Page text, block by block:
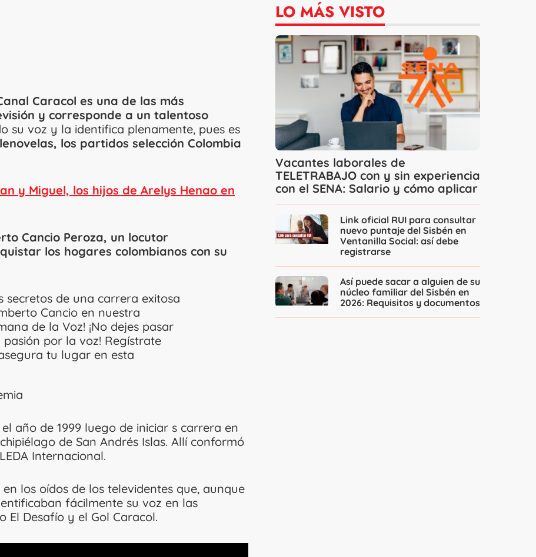
Caracol es una de las más
y corresponde a un talentoso
su voz y la identifica plenamente, pues es
los partidos selección Colombia
y Miguel, los hijos de Arelys Henao en
Cancio Peroza, un locutor
los hogares colombianos con su
secretos de una carrera exitosa
Cancio en nuestra
de la Voz! ¡No dejes pasar
por la voz! Regístrate
tu lugar en esta
año de 1999 luego de iniciar s carrera en
de San Andrés Islas. Allí conformó
Internacional.
los oídos de los televidentes que, aunque
fácilmente su voz en las
El Desafío y el Gol Caracol.
LO MÁS VISTO
Vacantes laborales de
TELETRABAJO con y sin experiencia
con el SENA: Salario y cómo aplicar
Link oficial RUI para consultar
nuevo puntaje del Sisbén en
Ventanilla Social: así debe
registrarse
Así puede sacar a alguien de su
núcleo familiar del Sisbén en
2026: Requisitos y documentos